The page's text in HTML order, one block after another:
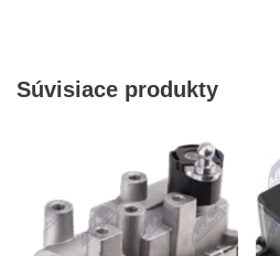
Súvisiace produkty